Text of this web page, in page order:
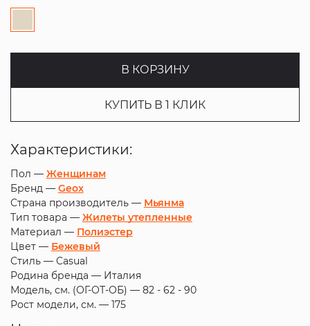
В КОРЗИНУ
КУПИТЬ В 1 КЛИК
Характеристики:
Пол — Женщинам
Бренд — Geox
Страна производитель — Мьянма
Тип товара — Жилеты утепленные
Материал — Полиэстер
Цвет — Бежевый
Стиль — Casual
Родина бренда — Италия
Модель, см. (ОГ-ОТ-ОБ) — 82 - 62 - 90
Рост модели, см. — 175